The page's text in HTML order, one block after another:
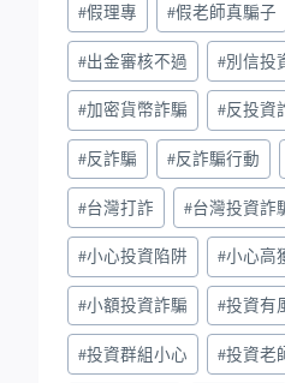
#假理專 #假老師真騙子
#出金審核不過 #別信投
#加密貨幣詐騙 #反投資
#反詐騙 #反詐騙行動
#台灣打詐 #台灣投資詐
#小心投資陷阱 #小心高
#小額投資詐騙 #投資有
#投資群組小心 #投資老